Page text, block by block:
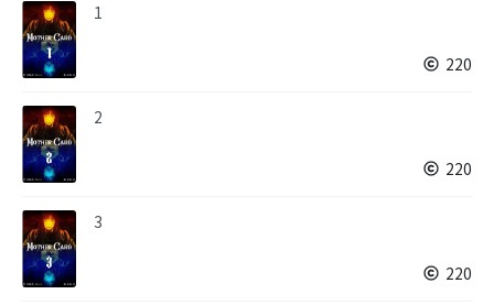
1
220
2
220
3
220